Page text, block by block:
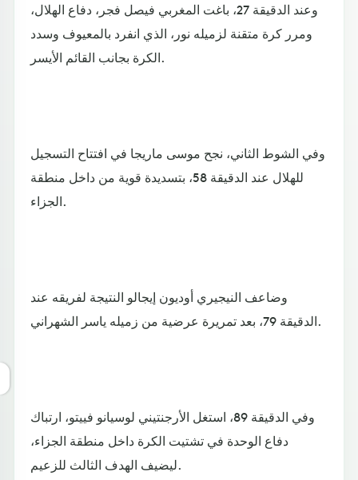
وعند الدقيقة 27، باغت المغربي فيصل فجر، دفاع الهلال،
ومرر كرة متقنة لزميله نور، الذي انفرد بالمعيوف وسدد
الكرة بجانب القائم الأيسر.
وفي الشوط الثاني، نجح موسى ماريجا في افتتاح التسجيل
للهلال عند الدقيقة 58، بتسديدة قوية من داخل منطقة
الجزاء.
وضاعف النيجيري أوديون إيجالو النتيجة لفريقه عند
الدقيقة 79، بعد تمريرة عرضية من زميله ياسر الشهراني.
وفي الدقيقة 89، استغل الأرجنتيني لوسيانو فييتو، ارتباك
دفاع الوحدة في تشتيت الكرة داخل منطقة الجزاء،
ليضيف الهدف الثالث للزعيم.